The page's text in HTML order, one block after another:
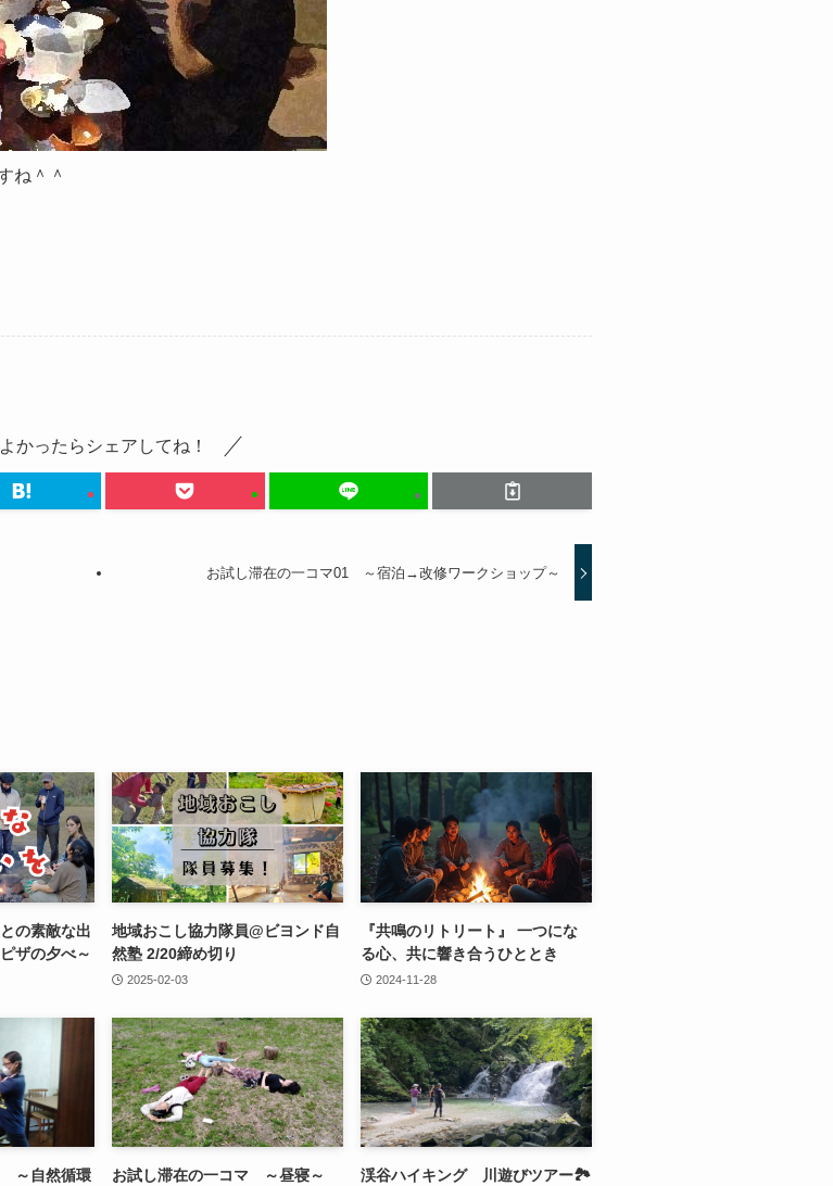
ね＾＾
よかったらシェアしてね！
お試し滞在の一コマ01 ～宿泊→改修ワークショップ～
の素敵な出
ザの夕べ～
地域おこし協力隊員@ビヨンド自
然塾 2/20締め切り
2025-02-03
『共鳴のリトリート』 一つにな
る心、共に響き合うひととき
2024-11-28
～自然循環
お試し滞在の一コマ ～昼寝～ 渓谷ハイキング 川遊びツアー🏞